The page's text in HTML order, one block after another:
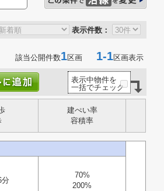
表示件数：
該当公開件数1区画 1-1区画表示
表示中物件を
一括でチェック
建ぺい率
容積率
分
70%
200%